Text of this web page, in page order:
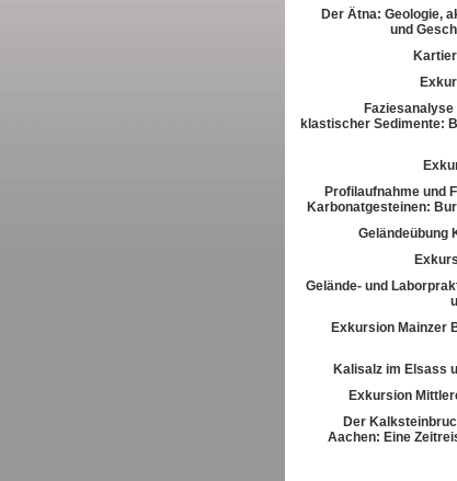
Der Ätna: Geologie,
und
klastischer Sedimente:
Profilaufnahme und
Karbonatgesteinen:
Geländeübung
Gelände- und
Exkursion Mainzer
Kalisalz im Elsass
Exkursion
Der
Aachen: Eine